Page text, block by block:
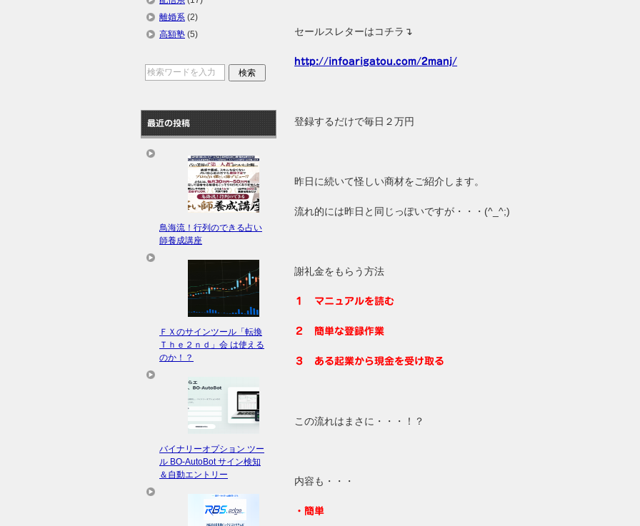
セールスレターはコチラ↴
http://infoarigatou.com/2manj/
登録するだけで毎日２万円
昨日に続いて怪しい商材をご紹介します。
流れ的には昨日と同じっぽいですが・・・(^_^;)
謝礼金をもらう方法
１ マニュアルを読む
２ 簡単な登録作業
３ ある起業から現金を受け取る
この流れはまさに・・・！？
内容も・・・
・簡単
離婚系 (2)
高額塾 (5)
最近の投稿
鳥海流！行列のできる占い
師養成講座
ＦＸのサインツール「転換
Ｔｈｅ２ｎｄ」会 は使える
のか！？
バイナリーオプション ツー
ル BO-AutoBot サイン検知
＆自動エントリー